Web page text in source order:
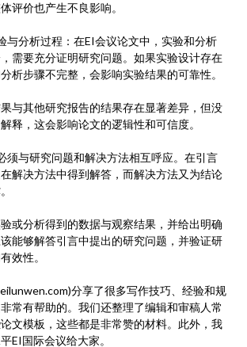
评价也产生不良影响。
与分析过程：在EI会议论文中，实验和分析
需要充分证明研究问题。如果实验设计存在
析步骤不完整，会影响实验结果的可靠性。
与其他研究报告的结果存在显著差异，但没
释，这会影响论文的逻辑性和可信度。
须与研究问题和解决方法相互呼应。在引言
解决方法中得到解答，而解决方法又为结论
或分析得到的数据与观察结果，并给出明确
能够解答引言中提出的研究问题，并验证研
效性。
分享了很多写作技巧、经验和规
常有帮助的。我们还整理了编辑和审稿人常
文模板，这些都是非常赞的材料。此外，我
EI国际会议给大家。